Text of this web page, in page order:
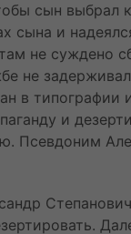
сын выбрал
сына и
не суждено
не
в
и
Псевдоним